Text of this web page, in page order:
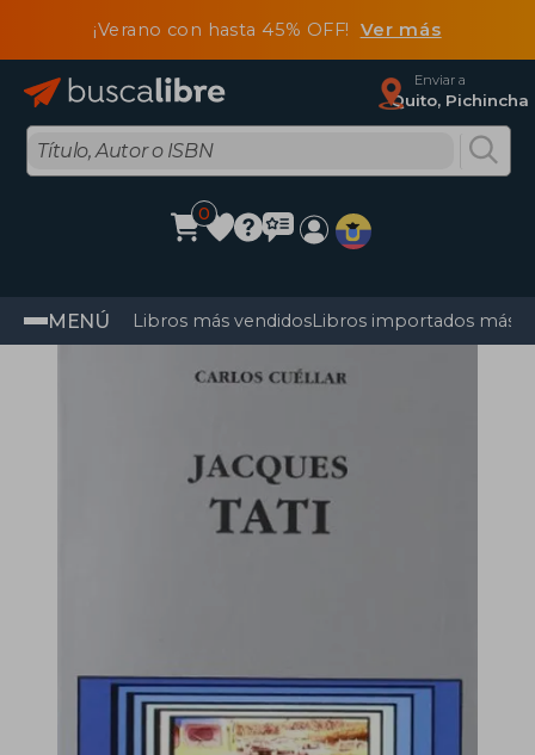
¡Verano con hasta 45% OFF! Ver más
Enviar a
Quito, Pichincha
0
MENÚ Libros más vendidosLibros importados más